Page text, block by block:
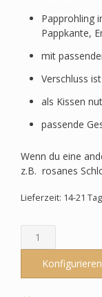
Papprohling
Pappkante,
mit
Verschluss
als Kissen
passende
Wenn du eine
z.B. rosanes
Lieferzeit: 14-21
Schultüte
passend
Step
Konfigurieren